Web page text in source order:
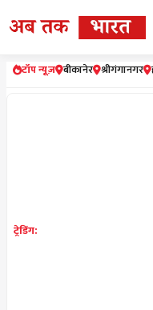
टॉप न्यूज़ बीकानेर श्रीगंगानगर
ट्रेडिंग: